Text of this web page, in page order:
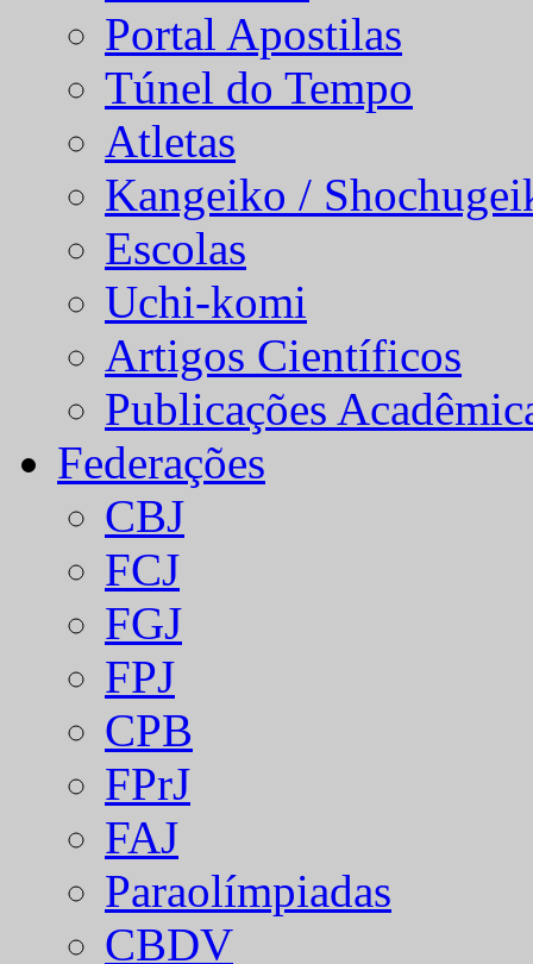
Portal Apostilas
Túnel do Tempo
Atletas
Kangeiko /
Escolas
Uchi-komi
Artigos Científicos
Publicações
Federações
CBJ
FCJ
FGJ
FPJ
CPB
FPrJ
FAJ
Paraolímpiadas
CBDV